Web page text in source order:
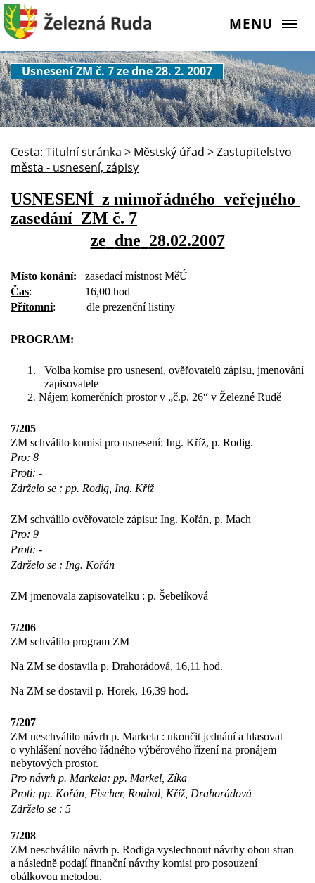
MENU
Usnesení ZM č. 7 ze dne 28. 2. 2007
Cesta: Titulní stránka > Městský úřad >Zastupitelstvo
města - usnesení, zápisy
USNESENÍ z mimořádného veřejného
zasedání ZM č. 7
ze dne 28.02.2007
Místo konání:
zasedací místnost MěÚ
Čas:
16,00 hod
Přítomni: dle prezenční listiny
PROGRAM:
1.
Volba komise pro usnesení, ověřovatelů zápisu, jmenování
zapisovatele
Nájem komerčních prostor v „č.p. 26“ v Železné Rudě
7/205
ZM schválilo komisi pro usnesení: Ing. Kříž, p. Rodig.
Pro: 8
Proti: -
Zdrželo se : pp. Rodig, Ing. Kříž
ZM schválilo ověřovatele zápisu: Ing. Kořán, p. Mach
Pro: 9
Proti: -
Zdrželo se : Ing. Kořán
ZM jmenovala zapisovatelku : p. Šebelíková
7/206
ZM schválilo program ZM
Na ZM se dostavila p. Drahorádová, 16,11 hod.
Na ZM se dostavil p. Horek, 16,39 hod.
7/207
ZM neschválilo návrh p. Markela : ukončit jednání a hlasovat
o vyhlášení nového řádného výběrového řízení na pronájem
nebytových prostor.
Pro návrh p. Markela: pp. Markel, Zíka
Proti: pp. Kořán, Fischer, Roubal, Kříž, Drahorádová
Zdrželo se : 5
7/208
ZM neschválilo návrh p. Rodiga vyslechnout návrhy obou stran
a následně podají finanční návrhy komisi pro posouzení
obálkovou metodou.